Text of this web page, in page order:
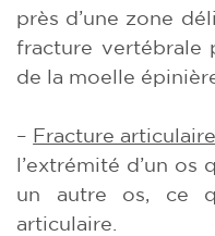
près d’une zone
fracture vertébrale
de la moelle
– Fracture articulaire
l’extrémité d’un os
un autre os, ce
articulaire.